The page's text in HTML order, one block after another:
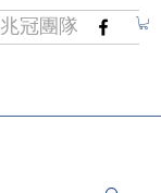
兆冠團隊